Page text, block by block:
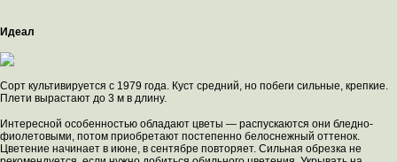
Идеал
Сорт культивируется с 1979 года. Куст средний, но побеги сильные, крепкие.
Плети вырастают до 3 м в длину.
Интересной особенностью обладают цветы — распускаются они бледно-
фиолетовыми, потом приобретают постепенно белоснежный оттенок.
Цветение начинает в июне, в сентябре повторяет. Сильная обрезка не